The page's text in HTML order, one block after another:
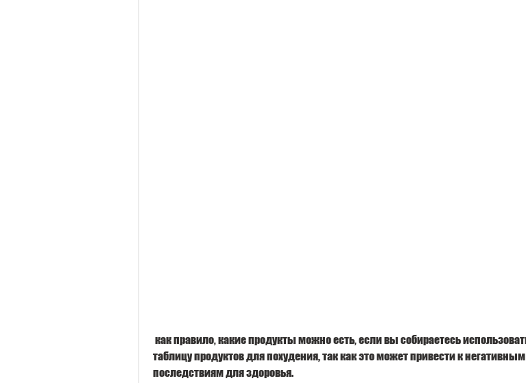
таблицу продуктов для похудения, так как это может привести к негативным
последствиям для здоровья.